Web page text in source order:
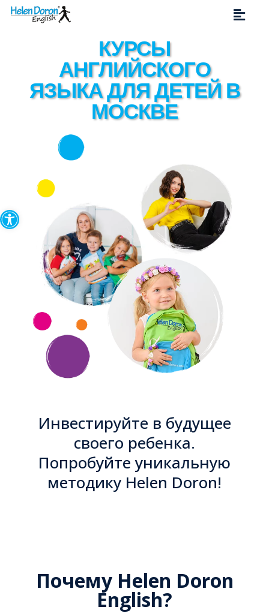
Открыть панель
КУРСЫ
АНГЛИЙСКОГО
ЯЗЫКА ДЛЯ ДЕТЕЙ В
МОСКВЕ
Инвестируйте в будущее
своего ребенка.
Попробуйте уникальную
методику Helen Doron!
Почему Helen Doron
English?